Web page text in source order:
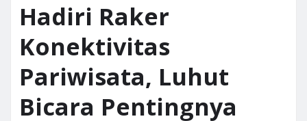
Hadiri Raker
Konektivitas
Pariwisata, Luhut
Bicara Pentingnya